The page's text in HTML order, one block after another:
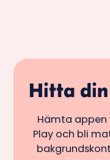
Hitta
Hämta appen
Play och bli